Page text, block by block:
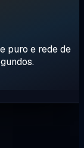
puro e rede de